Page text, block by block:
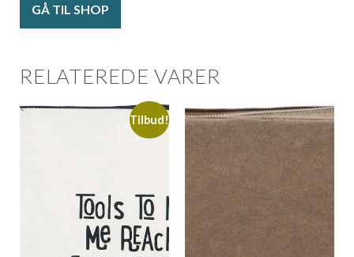
GÅ TIL SHOP
RELATEREDE VARER
Tilbud!